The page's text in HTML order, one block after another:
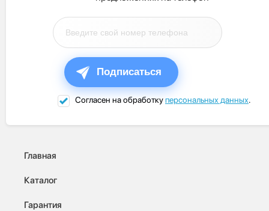
Подписаться
Согласен на обработкуперсональных данных.
Главная
Каталог
Гарантия